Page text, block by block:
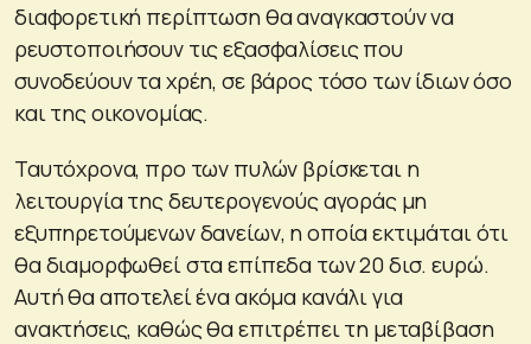
διαφορετική περίπτωση θα αναγκαστούν να
ρευστοποιήσουν τις εξασφαλίσεις που
συνοδεύουν τα χρέη, σε βάρος τόσο των ίδιων όσο
και της οικονομίας.
Ταυτόχρονα, προ των πυλών βρίσκεται η
λειτουργία της δευτερογενούς αγοράς μη
εξυπηρετούμενων δανείων, η οποία εκτιμάται ότι
θα διαμορφωθεί στα επίπεδα των 20 δισ. ευρώ.
Αυτή θα αποτελεί ένα ακόμα κανάλι για
ανακτήσεις, καθώς θα επιτρέπει τη μεταβίβαση